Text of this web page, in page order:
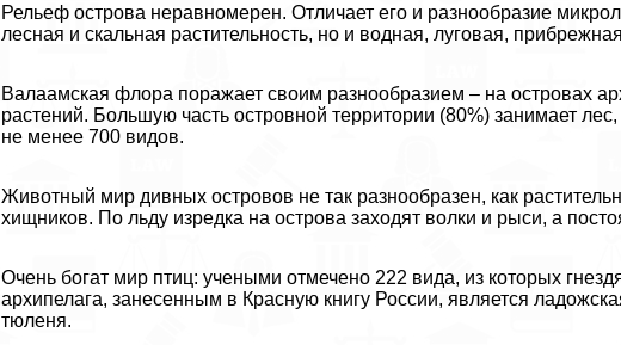
Рельеф острова неравномерен. Отличает его и разнообразие
лесная и скальная растительность, но и водная, луговая,
Валаамская флора поражает своим разнообразием – на островах
растений. Большую часть островной территории (80%) занимает лес,
не менее 700 видов.
Животный мир дивных островов не так разнообразен, как
хищников. По льду изредка на острова заходят волки и рыси, а
Очень богат мир птиц: учеными отмечено 222 вида, из которых
архипелага, занесенным в Красную книгу России, является
тюленя.